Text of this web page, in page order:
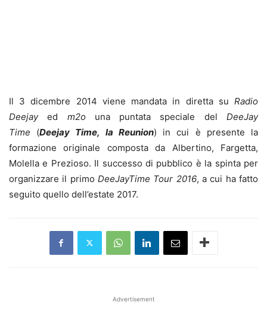
Il 3 dicembre 2014 viene mandata in diretta su Radio
Deejayed m2ouna puntata speciale delDeeJay
Time (Deejay Time, la Reunion) in cui è presente la
formazione originale composta da Albertino, Fargetta,
Molella e Prezioso. Il successo di pubblico è la spinta per
organizzare il primo DeeJayTime Tour 2016, a cui ha fatto
seguito quello dell’estate 2017.
Advertisement